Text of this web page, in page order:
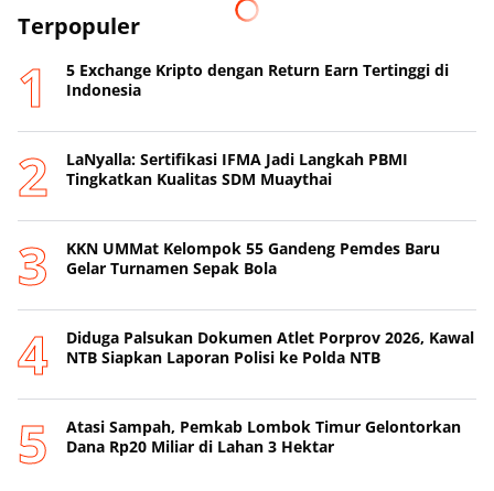
Terpopuler
5 Exchange Kripto dengan Return Earn Tertinggi di
Indonesia
LaNyalla: Sertifikasi IFMA Jadi Langkah PBMI
Tingkatkan Kualitas SDM Muaythai
KKN UMMat Kelompok 55 Gandeng Pemdes Baru
Gelar Turnamen Sepak Bola
Diduga Palsukan Dokumen Atlet Porprov 2026, Kawal
NTB Siapkan Laporan Polisi ke Polda NTB
Atasi Sampah, Pemkab Lombok Timur Gelontorkan
Dana Rp20 Miliar di Lahan 3 Hektar